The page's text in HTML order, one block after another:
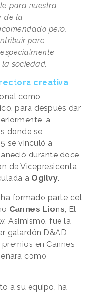
para nuestra
de la
pero,
para
sociedad.
creativa
como
para después dar
a
donde se
se vinculó a
durante doce
de Vicepresidenta
a Ogilvy.
formado parte del
Cannes Lions , El
Asimismo, fue la
galardón D&AD
en Cannes
como
a su equipo, ha